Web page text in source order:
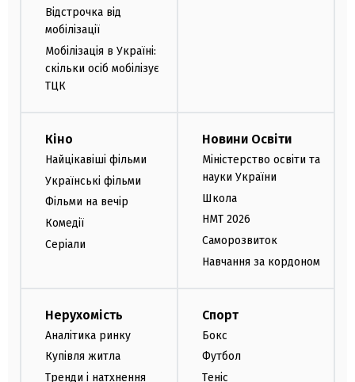
Відстрочка від
мобілізації
Мобілізація в Україні:
скільки осіб мобілізує
ТЦК
Кіно
Найцікавіші фільми
Українські фільми
Фільми на вечір
Комедії
Серіали
Новини Освіти
Міністерство освіти та
науки України
Школа
НМТ 2026
Саморозвиток
Навчання за кордоном
Нерухомість
Аналітика ринку
Купівля житла
Тренди і натхнення
Спорт
Бокс
Футбол
Теніс